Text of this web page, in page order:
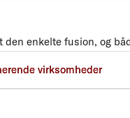
enkelte fusion, og
virksomheder